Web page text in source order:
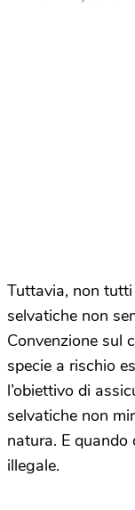
Tuttavia, non
selvatiche non
Convenzione sul
specie a rischio
l’obiettivo di
selvatiche non
natura. E quando
illegale.